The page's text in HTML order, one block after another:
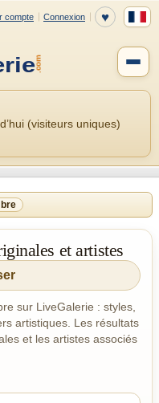
(visiteurs uniques)
et artistes
sur LiveGalerie : styles,
artistiques. Les résultats
et les artistes associés